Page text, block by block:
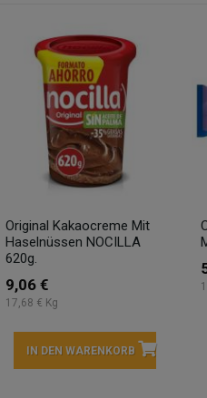
Original Kakaocreme Mit
Haselnüssen NOCILLA
620g.
9,06 €
17,68 € Kg
IN DEN WARENKORB